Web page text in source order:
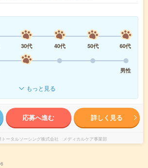
30代 40代 50代
60代
男性
もっと見る
応募へ進む 詳しく見る
トータルソーシング株式会社 メディカルケア事業部